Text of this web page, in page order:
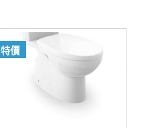
特價